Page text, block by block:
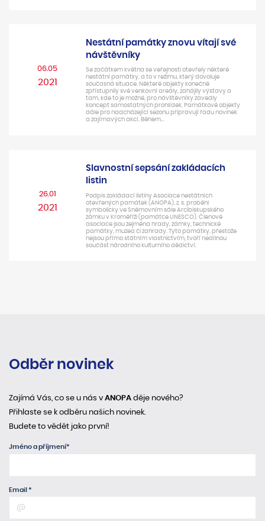
06.05
2021
Nestátní památky znovu vítají své
návštěvníky
Se začátkem května se veřejnosti otevřely některé
nestátní památky, a to v režimu, který dovoluje
současná situace. Některé objekty konečně
zpřístupnily své venkovní areály, zahájily výstavy a
tam, kde to je možné, pro návštěvníky zavedly
koncept samostatných prohlídek. Památkové objekty
dále pro nadcházející sezonu připravují řadu novinek
a zajímavých akcí. Během…
26.01
2021
Slavnostní sepsání zakládacích
listin
Podpis zakládací listiny Asociace nestátních
otevřených památek (ANOPA), z. s. proběhl
symbolicky ve Sněmovním sále Arcibiskupského
zámku v Kroměříži (památce UNESCO). Členové
asociace jsou zejména hrady, zámky, technické
památky, muzea či zahrady. Tyto památky, přestože
nejsou přímo státním vlastnictvím, tvoří nedílnou
součást národního kulturního dědictví.
Odběr novinek
Zajímá Vás, co se u nás v ANOPA děje nového?
Přihlaste se k odběru našich novinek.
Budete to vědět jako první!
Jméno a příjmení*
Email *